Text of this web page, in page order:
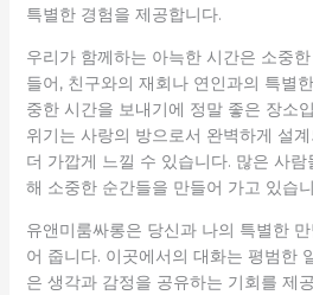
특별한 경험을 제공합니다.
우리가 함께하는 아늑한 시간은 소중
들어, 친구와의 재회나 연인과의 특별
중한 시간을 보내기에 정말 좋은 장소
위기는 사랑의 방으로서 완벽하게 설
더 가깝게 느낄 수 있습니다. 많은 사
해 소중한 순간들을 만들어 가고 있습
유앤미룸싸롱은 당신과 나의 특별한
어 줍니다. 이곳에서의 대화는 평범한
은 생각과 감정을 공유하는 기회를 제